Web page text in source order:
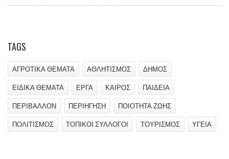
TAGS
ΑΓΡΟΤΙΚΑ ΘΕΜΑΤΑ ΑΘΛΗΤΙΣΜΟΣ ΔΗΜΟΣ
ΕΙΔΙΚΑ ΘΕΜΑΤΑ ΕΡΓΑ ΚΑΙΡΟΣ ΠΑΙΔΕΙΑ
ΠΕΡΙΒΑΛΛΟΝ ΠΕΡΙΗΓΗΣΗ ΠΟΙΟΤΗΤΑ ΖΩΗΣ
ΠΟΛΙΤΙΣΜΟΣ ΤΟΠΙΚΟΙ ΣΥΛΛΟΓΟΙ ΤΟΥΡΙΣΜΟΣ ΥΓΕΙΑ